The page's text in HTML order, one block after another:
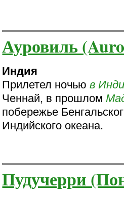
Ауровиль
Индия
Прилетел ночьюв
Ченнай, в прошлом
побережье
Индийского океана.
Пудучерри